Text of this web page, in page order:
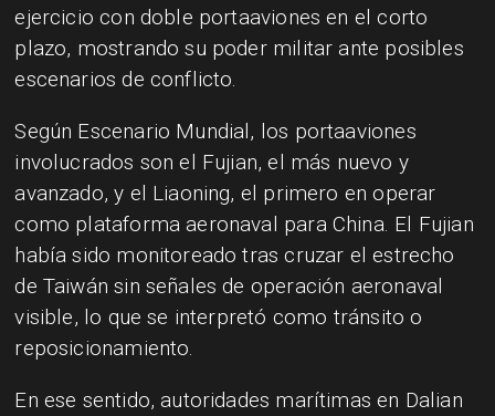
ejercicio con doble portaaviones en el corto
plazo, mostrando su poder militar ante posibles
escenarios de conflicto.
Según Escenario Mundial, los portaaviones
involucrados son el Fujian, el más nuevo y
avanzado, y el Liaoning, el primero en operar
como plataforma aeronaval para China. El Fujian
había sido monitoreado tras cruzar el estrecho
de Taiwán sin señales de operación aeronaval
visible, lo que se interpretó como tránsito o
reposicionamiento.
En ese sentido, autoridades marítimas en Dalian